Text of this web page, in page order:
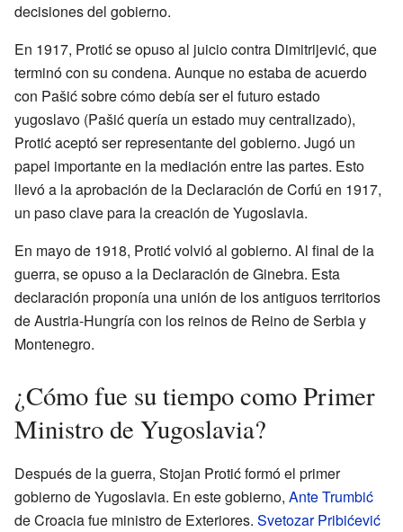
decisiones del gobierno.
En 1917, Protić se opuso al juicio contra Dimitrijević, que
terminó con su condena. Aunque no estaba de acuerdo
con Pašić sobre cómo debía ser el futuro estado
yugoslavo (Pašić quería un estado muy centralizado),
Protić aceptó ser representante del gobierno. Jugó un
papel importante en la mediación entre las partes. Esto
llevó a la aprobación de la Declaración de Corfú en 1917,
un paso clave para la creación de Yugoslavia.
En mayo de 1918, Protić volvió al gobierno. Al final de la
guerra, se opuso a la Declaración de Ginebra. Esta
declaración proponía una unión de los antiguos territorios
de Austria-Hungría con los reinos de Reino de Serbia y
Montenegro.
¿Cómo fue su tiempo como Primer
Ministro de Yugoslavia?
Después de la guerra, Stojan Protić formó el primer
gobierno de Yugoslavia. En este gobierno, Ante Trumbić
de Croacia fue ministro de Exteriores. Svetozar Pribićević